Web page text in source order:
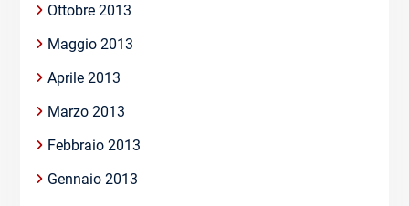
Ottobre 2013
Maggio 2013
Aprile 2013
Marzo 2013
Febbraio 2013
Gennaio 2013